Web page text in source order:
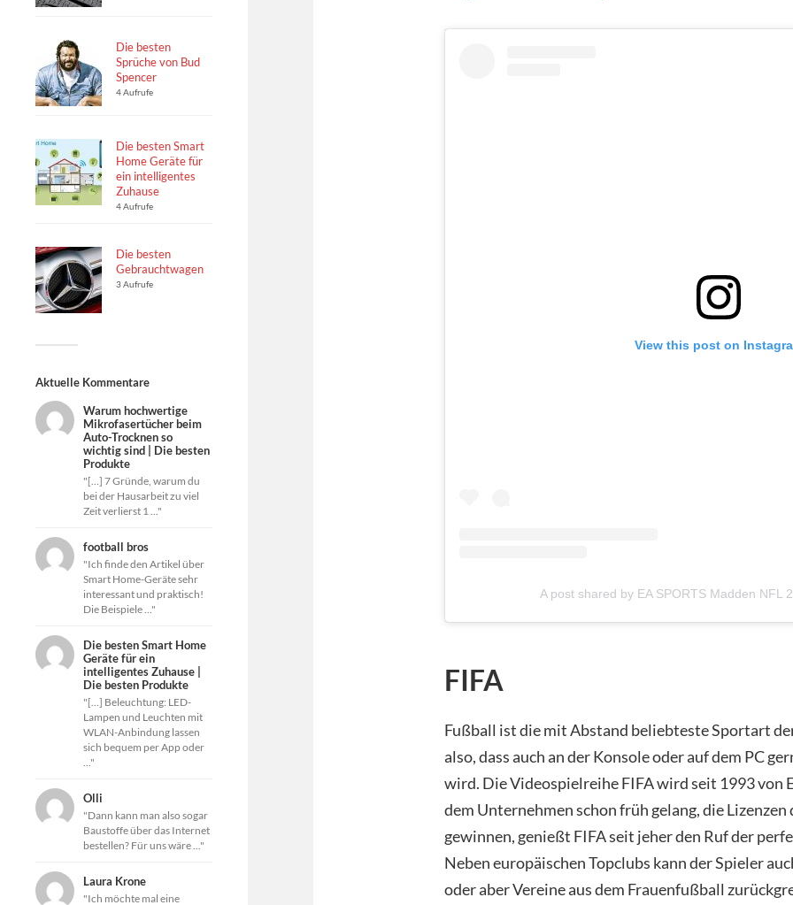
Die besten
Sprüche von Bud
Spencer
4 Aufrufe
Die besten Smart
Home Geräte für
ein intelligentes
Zuhause
4 Aufrufe
Die besten
Gebrauchtwagen
3 Aufrufe
Aktuelle Kommentare
Warum hochwertige
Mikrofasertücher beim
Auto-Trocknen so
wichtig sind | Die besten
Produkte
"[…] 7 Gründe, warum du
bei der Hausarbeit zu viel
Zeit verlierst 1 ..."
football bros
"Ich finde den Artikel über
Smart Home-Geräte sehr
interessant und praktisch!
Die Beispiele ..."
Die besten Smart Home
Geräte für ein
intelligentes Zuhause |
Die besten Produkte
"[…] Beleuchtung: LED-
Lampen und Leuchten mit
WLAN-Anbindung lassen
sich bequem per App oder
..."
Olli
"Dann kann man also sogar
Baustoffe über das Internet
bestellen? Für uns wäre ..."
Laura Krone
"Ich möchte mal eine
View this post on
A post shared by EA SPORTS Madden NFL
FIFA
Fußball ist die mit Abstand beliebteste Sportart
also, dass auch an der Konsole oder auf dem PC
wird. Die Videospielreihe FIFA wird seit 1993 von
dem Unternehmen schon früh gelang, die
gewinnen, genießt FIFA seit jeher den Ruf der
Neben europäischen Topclubs kann der Spieler
oder aber Vereine aus dem Frauenfußball